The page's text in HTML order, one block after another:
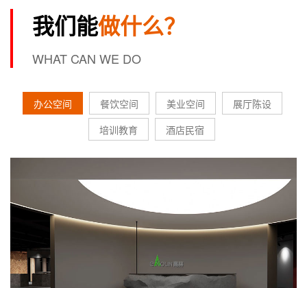
我们能做什么？
WHAT CAN WE DO
办公空间 餐饮空间 美业空间
展厅陈设
培训教育
酒店民宿